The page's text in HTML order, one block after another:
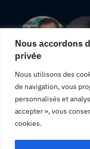
Nous accordons
privée
Nous utilisons des
de navigation, vous
personnalisés et
accepter », vous
cookies.
"Une livraison
"Produits totalement